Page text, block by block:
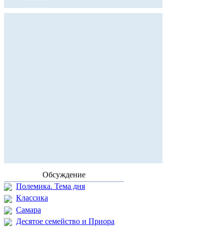
Обсуждение
Полемика. Тема дня
Классика
Самара
Десятое семейство и Приора